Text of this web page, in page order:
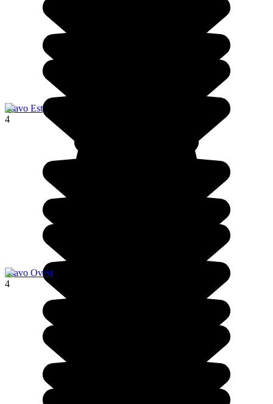
Tsavo Est
4
Tsavo Ovest
4